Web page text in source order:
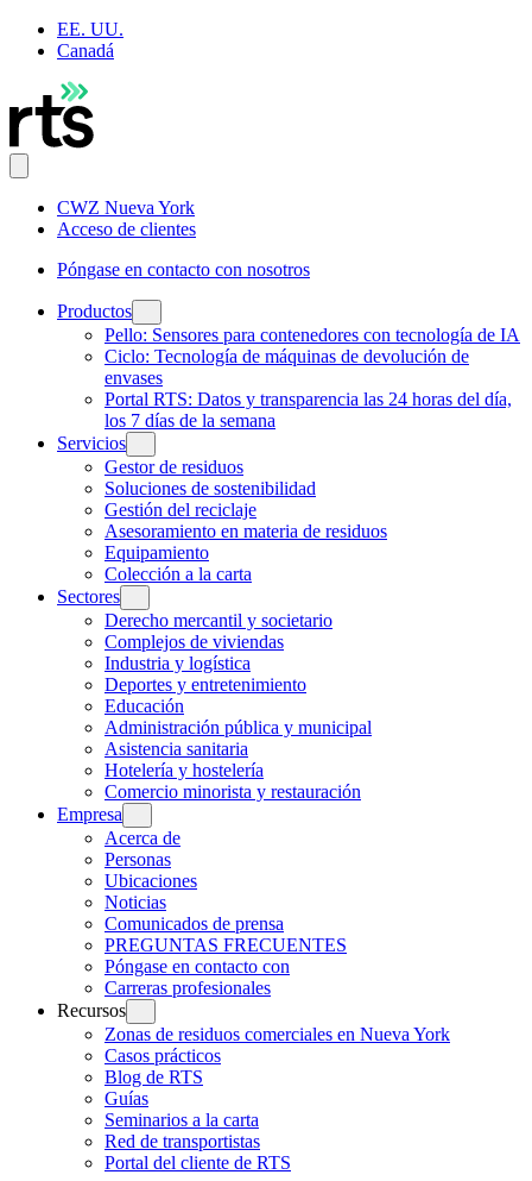
EE. UU.
Canadá
CWZ Nueva York
Acceso de clientes
Póngase en contacto con nosotros
Productos
Pello: Sensores para contenedores con tecnología de IA
Ciclo: Tecnología de máquinas de devolución de
envases
Portal RTS: Datos y transparencia las 24 horas del día,
los 7 días de la semana
Servicios
Gestor de residuos
Soluciones de sostenibilidad
Gestión del reciclaje
Asesoramiento en materia de residuos
Equipamiento
Colección a la carta
Sectores
Derecho mercantil y societario
Complejos de viviendas
Industria y logística
Deportes y entretenimiento
Educación
Administración pública y municipal
Asistencia sanitaria
Hotelería y hostelería
Comercio minorista y restauración
Empresa
Acerca de
Personas
Ubicaciones
Noticias
Comunicados de prensa
PREGUNTAS FRECUENTES
Póngase en contacto con
Carreras profesionales
Recursos
Zonas de residuos comerciales en Nueva York
Casos prácticos
Blog de RTS
Guías
Seminarios a la carta
Red de transportistas
Portal del cliente de RTS